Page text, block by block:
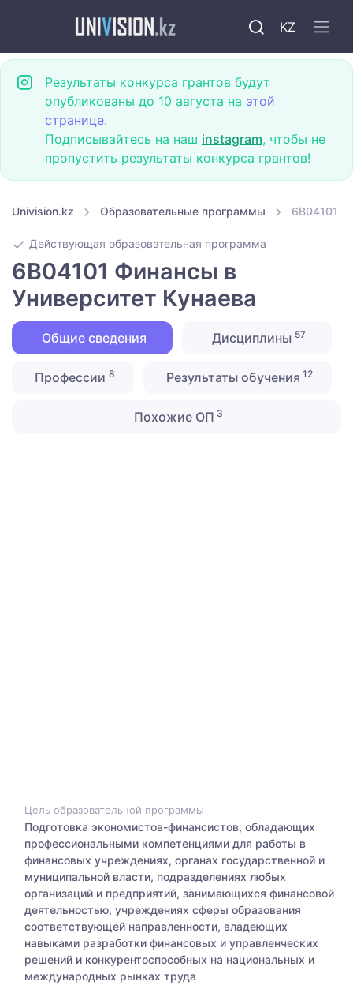
KZ
Результаты конкурса грантов будут
опубликованы до 10 августа на этой
странице.
Подписывайтесь на наш instagram, чтобы не
пропустить результаты конкурса грантов!
Univision.kz Образовательные программы 6B04101
Действующая образовательная программа
6B04101 Финансы в
Университет Кунаева
Общие сведения Дисциплины 57
Профессии 8 Результаты обучения 12
Похожие ОП 3
Цель образовательной программы
Подготовка экономистов-финансистов, обладающих
профессиональными компетенциями для работы в
финансовых учреждениях, органах государственной и
муниципальной власти, подразделениях любых
организаций и предприятий, занимающихся финансовой
деятельностью, учреждениях сферы образования
соответствующей направленности, владеющих
навыками разработки финансовых и управленческих
решений и конкурентоспособных на национальных и
международных рынках труда